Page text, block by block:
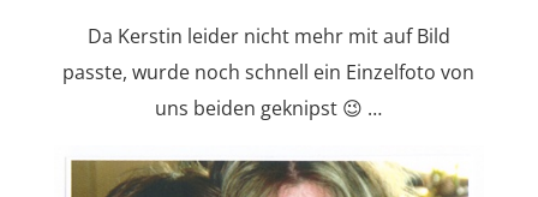
Da Kerstin leider nicht mehr mit auf Bild
passte, wurde noch schnell ein Einzelfoto von
uns beiden geknipst 😉 …